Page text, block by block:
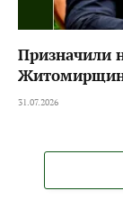
Призначили
31.07.2026